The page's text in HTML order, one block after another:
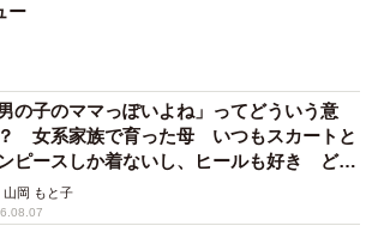
ー
男の子のママっぽいよね」ってどういう意
女系家族で育った母 いつもスカートと
ピースしか着ないし、ヒールも好き どの
が…
山岡 もと子